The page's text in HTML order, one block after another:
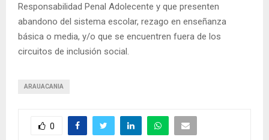
Responsabilidad Penal Adolecente y que presenten
abandono del sistema escolar, rezago en enseñanza
básica o media, y/o que se encuentren fuera de los
circuitos de inclusión social.
ARAUACANIA
0